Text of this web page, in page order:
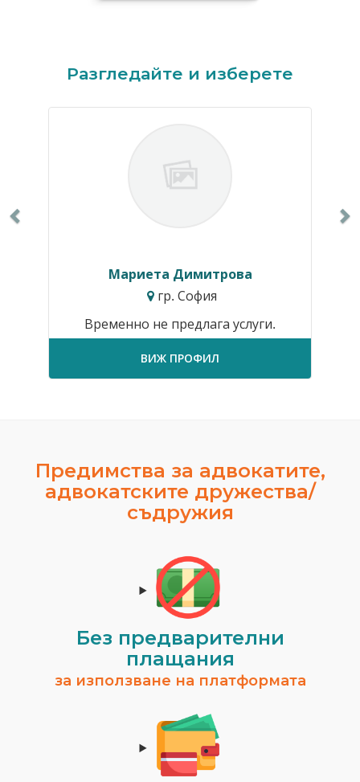
Разгледайте и изберете
Мариета Димитрова
гр. София
Временно не предлага услуги.
ВИЖ ПРОФИЛ
Предимства за адвокатите,
адвокатските дружества/
съдружия
Без предварителни
плащания
за използване на платформата